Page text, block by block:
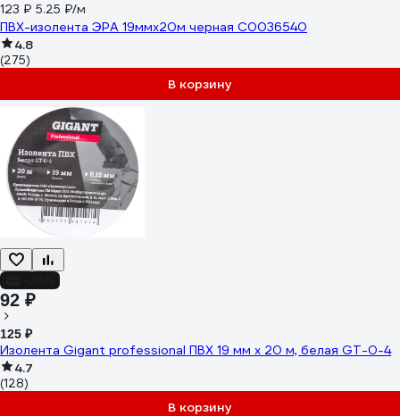
123 ₽ 5.25 ₽/м
ПВХ-изолента ЭРА 19ммх20м черная C0036540
4.8
(275)
В корзину
92 ₽
125 ₽
Изолента Gigant professional ПВХ 19 мм х 20 м, белая GT-0-4
4.7
(128)
В корзину